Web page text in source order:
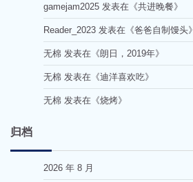
gamejam2025 发表在《共进晚餐》
Reader_2023 发表在《爸爸自制馒头》
无棉 发表在《朗日，2019年》
无棉 发表在《迪洋喜欢吃》
无棉 发表在《烧烤》
归档
2026 年 8 月